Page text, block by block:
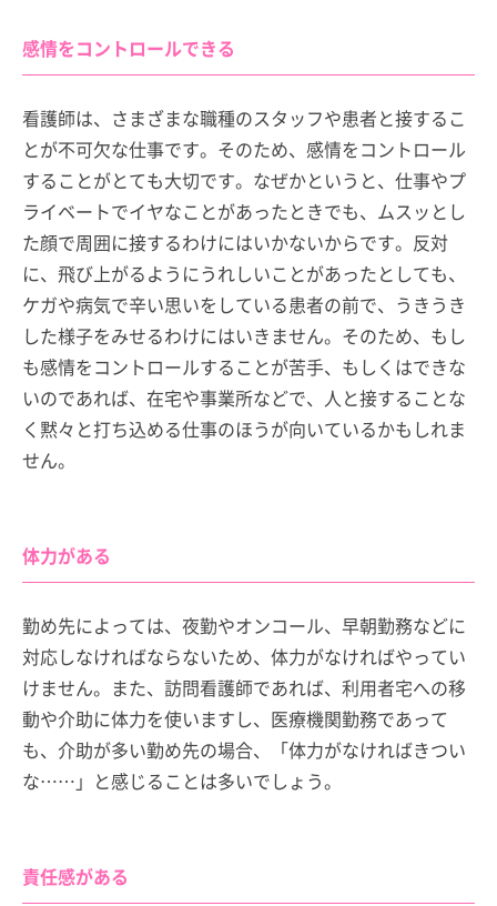
感情をコントロールできる
看護師は、さまざまな職種のスタッフや患者と接するこ
とが不可欠な仕事です。そのため、感情をコントロール
することがとても大切です。なぜかというと、仕事やプ
ライベートでイヤなことがあったときでも、ムスッとし
た顔で周囲に接するわけにはいかないからです。反対
に、飛び上がるようにうれしいことがあったとしても、
ケガや病気で辛い思いをしている患者の前で、うきうき
した様子をみせるわけにはいきません。そのため、もし
も感情をコントロールすることが苦手、もしくはできな
いのであれば、在宅や事業所などで、人と接することな
く黙々と打ち込める仕事のほうが向いているかもしれま
せん。
体力がある
勤め先によっては、夜勤やオンコール、早朝勤務などに
対応しなければならないため、体力がなければやってい
けません。また、訪問看護師であれば、利用者宅への移
動や介助に体力を使いますし、医療機関勤務であって
も、介助が多い勤め先の場合、「体力がなければきつい
な……」と感じることは多いでしょう。
責任感がある